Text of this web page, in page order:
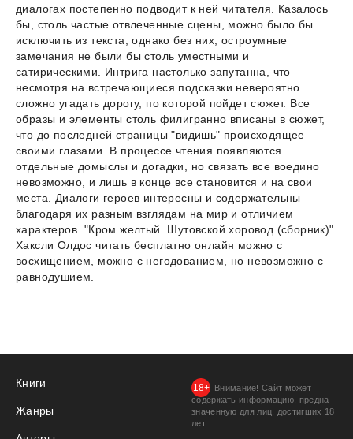
диалогах постепенно подводит к ней читателя. Казалось
бы, столь частые отвлеченные сцены, можно было бы
исключить из текста, однако без них, остроумные
замечания не были бы столь уместными и
сатирическими. Интрига настолько запутанна, что
несмотря на встречающиеся подсказки невероятно
сложно угадать дорогу, по которой пойдет сюжет. Все
образы и элементы столь филигранно вписаны в сюжет,
что до последней страницы "видишь" происходящее
своими глазами. В процессе чтения появляются
отдельные домыслы и догадки, но связать все воедино
невозможно, и лишь в конце все становится и на свои
места. Диалоги героев интересны и содержательны
благодаря их разным взглядам на мир и отличием
характеров. "Кром желтый. Шутовской хоровод (сборник)"
Хаксли Олдос читать бесплатно онлайн можно с
восхищением, можно с негодованием, но невозможно с
равнодушием.
Книги
Жанры
Внимание! Сайт может
содержать информацию, предна­
значенную для лиц, дости­гших 18
лет.